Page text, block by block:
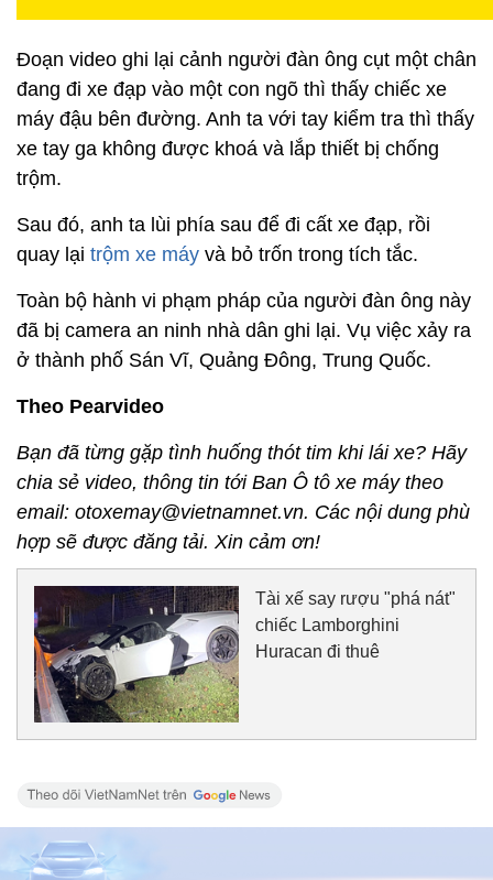
Đoạn video ghi lại cảnh người đàn ông cụt một chân
đang đi xe đạp vào một con ngõ thì thấy chiếc xe
máy đậu bên đường. Anh ta với tay kiểm tra thì thấy
xe tay ga không được khoá và lắp thiết bị chống
trộm.
Sau đó, anh ta lùi phía sau để đi cất xe đạp, rồi
quay lại trộm xe máy và bỏ trốn trong tích tắc.
Toàn bộ hành vi phạm pháp của người đàn ông này
đã bị camera an ninh nhà dân ghi lại. Vụ việc xảy ra
ở thành phố Sán Vĩ, Quảng Đông, Trung Quốc.
Theo Pearvideo
Bạn đã từng gặp tình huống thót tim khi lái xe? Hãy
chia sẻ video, thông tin tới Ban Ô tô xe máy theo
email: otoxemay@vietnamnet.vn. Các nội dung phù
hợp sẽ được đăng tải. Xin cảm ơn!
Tài xế say rượu "phá nát"
chiếc Lamborghini
Huracan đi thuê